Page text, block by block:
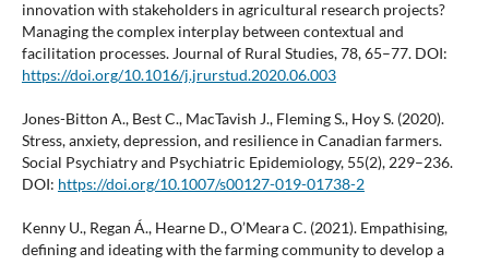
innovation with stakeholders in agricultural research projects?
Managing the complex interplay between contextual and
facilitation processes. Journal of Rural Studies, 78, 65–77. DOI:
https://doi.org/10.1016/j.jrurstud.2020.06.003
Jones-Bitton A., Best C., MacTavish J., Fleming S., Hoy S. (2020).
Stress, anxiety, depression, and resilience in Canadian farmers.
Social Psychiatry and Psychiatric Epidemiology, 55(2), 229–236.
DOI: https://doi.org/10.1007/s00127-019-01738-2
Kenny U., Regan Á., Hearne D., O’Meara C. (2021). Empathising,
defining and ideating with the farming community to develop a